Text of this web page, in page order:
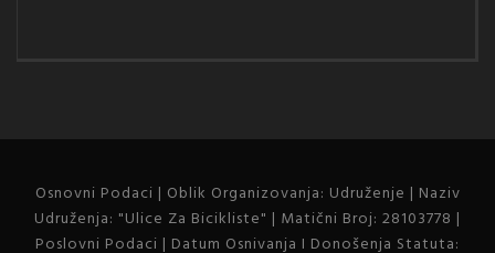
Osnovni Podaci | Oblik Organizovanja: Udruženje | Naziv
Udruženja: "Ulice Za Bicikliste" | Matični Broj: 28103778 |
Poslovni Podaci | Datum Osnivanja I Donošenja Statuta: